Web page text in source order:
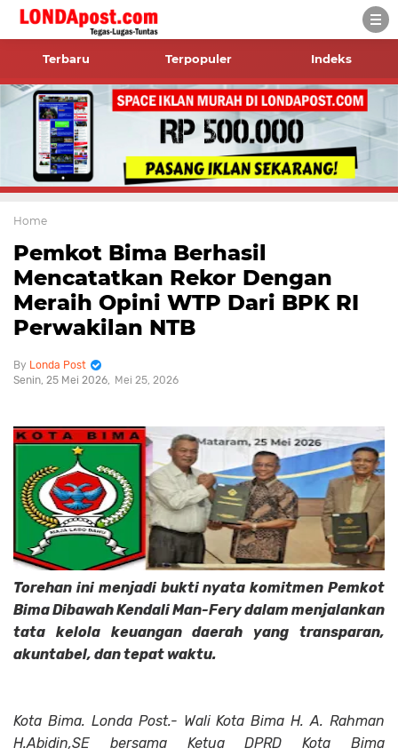
Terbaru Terpopuler Indeks
Home
Pemkot Bima Berhasil
Mencatatkan Rekor Dengan
Meraih Opini WTP Dari BPK RI
Perwakilan NTB
Londa Post
Senin, 25 Mei 2026
Mei 25, 2026
Torehan ini menjadi bukti nyata komitmen Pemkot
Bima Dibawah Kendali Man-Fery dalam menjalankan
tata kelola keuangan daerah yang transparan,
akuntabel, dan tepat waktu.
Kota Bima. Londa Post.- Wali Kota Bima H. A. Rahman
H.Abidin,SE bersama Ketua DPRD Kota Bima